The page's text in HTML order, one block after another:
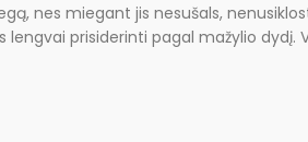
nes miegant jis nesušals,
prisiderinti pagal mažylio dydį.